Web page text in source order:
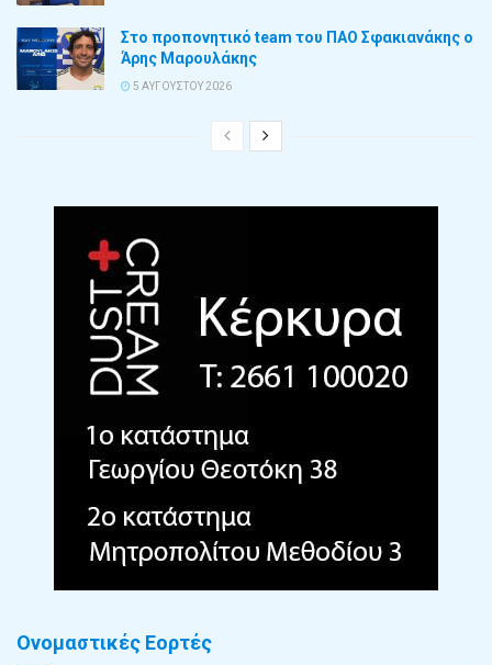
Στο προπονητικό team του ΠΑΟ Σφακιανάκης ο
Άρης Μαρουλάκης
5 ΑΥΓΟΎΣΤΟΥ 2026
Ονομαστικές Εορτές